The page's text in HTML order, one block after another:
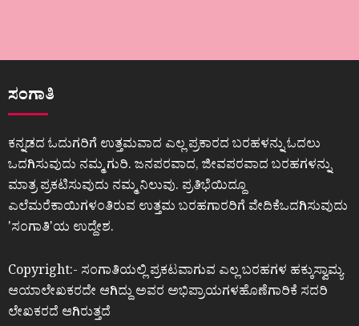
ಸಂಗಾತಿ
ಕನ್ನಡದ ಓದುಗರಿಗೆ ಉತ್ತಮವಾದ ಎಲ್ಲ ಪ್ರಕಾರದ ಬರಹಳನ್ನು ಓದಲು
ಒದಗಿಸುವುದು ನಮ್ಮ ಗುರಿ. ಜನಪರವಾದ, ಜೀವಪರವಾದ ಬರಹಗಳನ್ನು
ಮಾತ್ರ ಪ್ರಕಟಿಸುವುದು ನಮ್ಮ ನಿಲುವು. ಪ್ರತಿಭೆಯಿದ್ದೂ
ಎಲೆಮರೆಕಾಯಿಗಳಂತಿರುವ ಉತ್ತಮ ಬರಹಗಾರರಿಗೆ ವೇದಿಕೆಒದಗಿಸುವುದು
ʼಸಂಗಾತಿʼಯ ಉದ್ದೇಶ.
Copyright:- ಸಂಗಾತಿಯಲ್ಲಿ ಪ್ರಕಟವಾಗುವ ಎಲ್ಲ ಬರಹಗಳ ಹಕ್ಕುಸ್ವಾಮ್ಯ
ಆಯಾಲೇಖಕರದೇ ಆಗಿದ್ದು ಅವರ ಅಭಿಪ್ರಾಯಗಳಹೊಣೆಗಾರಿಕೆ ಸದರಿ
ಲೇಖಕರದೆ ಆಗಿರುತ್ತದೆ